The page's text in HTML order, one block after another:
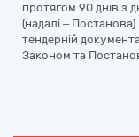
протягом 90 днів з
(надалі –
тендерній
Законом та